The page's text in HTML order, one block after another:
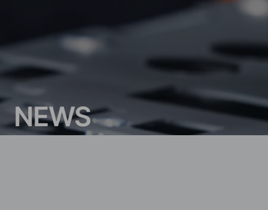
NEWS